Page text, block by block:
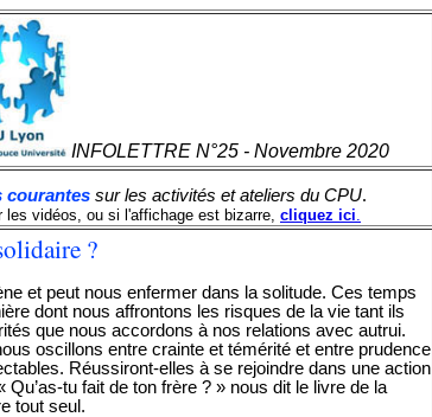
INFOLETTRE N°25 - Novembre 2020
courantes sur les activités et ateliers du CPU.
vidéos, ou si l'affichage est bizarre, cliquez ici.
?
et peut nous enfermer dans la solitude. Ces temps
dont nous affrontons les risques de la vie tant ils
que nous accordons à nos relations avec autrui.
oscillons entre crainte et témérité et entre prudence
Réussiront-elles à se rejoindre dans une action
tu fait de ton frère ? » nous dit le livre de la
tout seul.